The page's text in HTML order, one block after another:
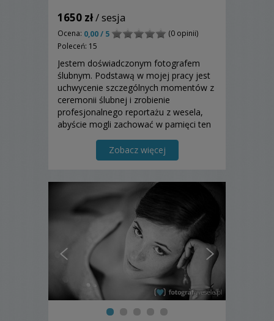
1650 zł/ sesja
Ocena: 0,00 / 5
(0 opinii)
Poleceń: 15
Jestem doświadczonym fotografem
ślubnym. Podstawą w mojej pracy jest
uchwycenie szczególnych momentów z
ceremonii ślubnej i zrobienie
profesjonalnego reportażu z wesela,
abyście mogli zachować w pamięci ten
-- Promocyjna cena 2017 ------
szczegóły w opisie.
Zobacz więcej